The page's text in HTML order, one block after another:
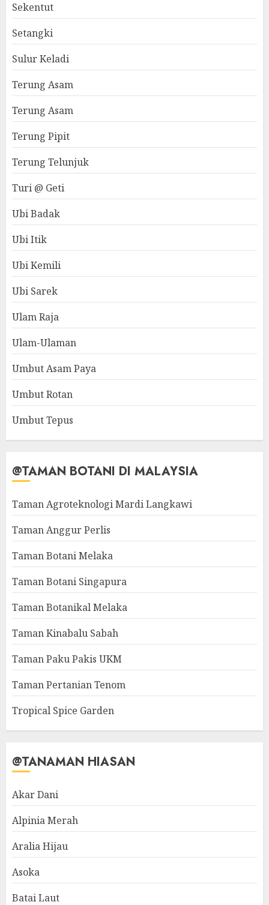
Sekentut
Setangki
Sulur Keladi
Terung Asam
Terung Asam
Terung Pipit
Terung Telunjuk
Turi @ Geti
Ubi Badak
Ubi Itik
Ubi Kemili
Ubi Sarek
Ulam Raja
Ulam-Ulaman
Umbut Asam Paya
Umbut Rotan
Umbut Tepus
@TAMAN BOTANI DI MALAYSIA
Taman Agroteknologi Mardi Langkawi
Taman Anggur Perlis
Taman Botani Melaka
Taman Botani Singapura
Taman Botanikal Melaka
Taman Kinabalu Sabah
Taman Paku Pakis UKM
Taman Pertanian Tenom
Tropical Spice Garden
@TANAMAN HIASAN
Akar Dani
Alpinia Merah
Aralia Hijau
Asoka
Batai Laut